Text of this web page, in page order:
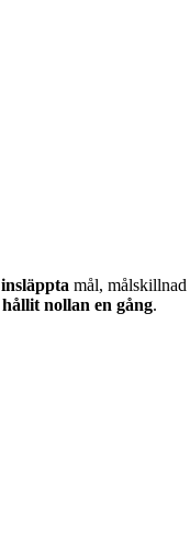
insläppta mål, målskillnad
hållit nollan en gång.